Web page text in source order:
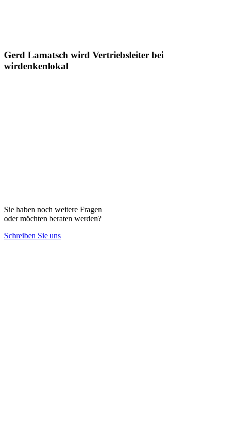
Gerd Lamatsch wird Vertriebsleiter bei
wirdenkenlokal
Sie haben noch weitere Fragen
oder möchten beraten werden?
Schreiben Sie uns